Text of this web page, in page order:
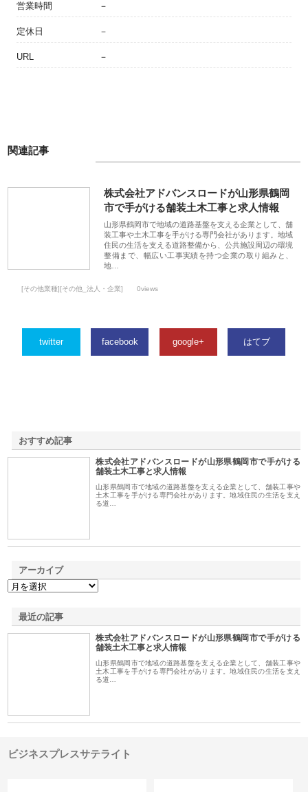
営業時間 －
定休日 －
URL －
関連記事
株式会社アドバンスロードが山形県鶴岡
市で手がける舗装土木工事と求人情報
山形県鶴岡市で地域の道路基盤を支える企業として、舗
装工事や土木工事を手がける専門会社があります。地域
住民の生活を支える道路整備から、公共施設周辺の環境
整備まで、幅広い工事実績を持つ企業の取り組みと、
地…
[その他業種][その他_法人・企業] 0views
twitter facebook google+ はてブ
おすすめ記事
株式会社アドバンスロードが山形県鶴岡市で手がける
舗装土木工事と求人情報
山形県鶴岡市で地域の道路基盤を支える企業として、舗装工事や
土木工事を手がける専門会社があります。地域住民の生活を支え
る道…
アーカイブ
最近の記事
株式会社アドバンスロードが山形県鶴岡市で手がける
舗装土木工事と求人情報
山形県鶴岡市で地域の道路基盤を支える企業として、舗装工事や
土木工事を手がける専門会社があります。地域住民の生活を支え
る道…
ビジネスプレスサテライト